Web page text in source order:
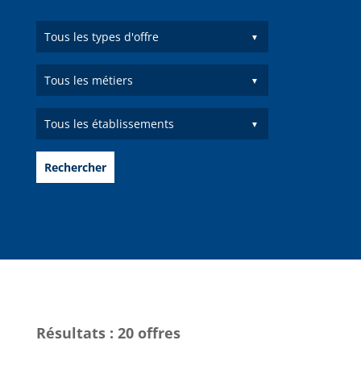
Résultats : 20 offres